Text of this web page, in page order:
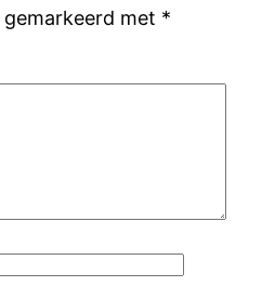
met *